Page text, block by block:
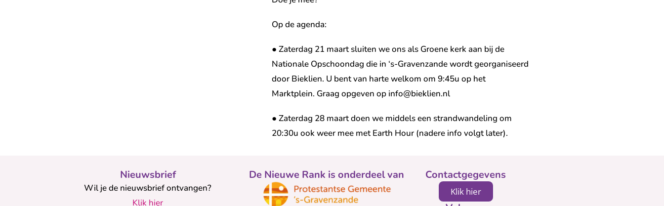
Op de agenda:
● Zaterdag 21 maart sluiten we ons als Groene kerk aan bij de
Nationale Opschoondag die in ‘s-Gravenzande wordt georganiseerd
door Bieklien. U bent van harte welkom om 9:45u op het
Marktplein. Graag opgeven op info@bieklien.nl
● Zaterdag 28 maart doen we middels een strandwandeling om
20:30u ook weer mee met Earth Hour (nadere info volgt later).
Nieuwsbrief
Wil je de nieuwsbrief ontvangen?
Klik hier
De Nieuwe Rank is onderdeel van Contactgegevens
Klik hier